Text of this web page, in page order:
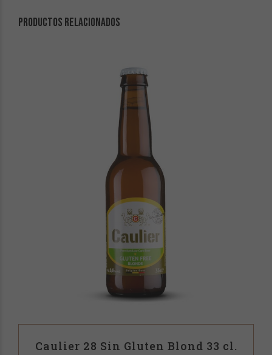
PRODUCTOS RELACIONADOS
Caulier 28 Sin Gluten Blond 33 cl.